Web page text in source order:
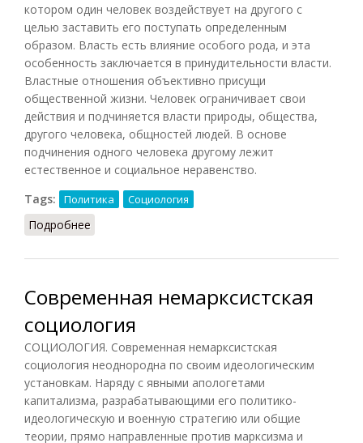
котором один человек воздействует на другого с
целью заставить его поступать определенным
образом. Власть есть влияние особого рода, и эта
особенность заключается в принудительности власти.
Властные отношения объективно присущи
общественной жизни. Человек ограничивает свои
действия и подчиняется власти природы, общества,
другого человека, общностей людей. В основе
подчинения одного человека другому лежит
естественное и социальное неравенство.
Tags:
Политика Социология
Подробнее
Современная немарксистская
социология
СОЦИОЛОГИЯ. Современная немарксистская
социология неоднородна по своим идеологическим
установкам. Наряду с явными апологетами
капитализма, разрабатывающими его политико-
идеологическую и военную стратегию или общие
теории, прямо направленные против марксизма и